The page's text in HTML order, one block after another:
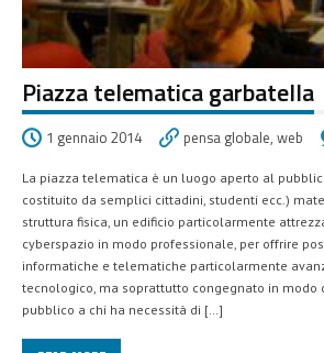
Piazza telematica garbatella
1 gennaio 2014 pensa globale, web
La piazza telematica è un luogo aperto al
costituito da semplici cittadini, studenti ecc.)
struttura fisica, un edificio particolarmente
cyberspazio in modo professionale, per offrire
informatiche e telematiche particolarmente
tecnologico, ma soprattutto congegnato in modo
pubblico a chi ha necessità di […]